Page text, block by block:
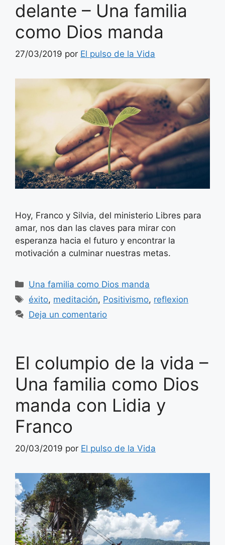
delante – Una familia
como Dios manda
27/03/2019 por El pulso de la Vida
Hoy, Franco y Silvia, del ministerio Libres para
amar, nos dan las claves para mirar con
esperanza hacia el futuro y encontrar la
motivación a culminar nuestras metas.
Categorías
Una familia como Dios manda
Etiquetas
éxito, meditación, Positivismo, reflexion
Deja un comentario
El columpio de la vida –
Una familia como Dios
manda con Lidia y
Franco
20/03/2019 por El pulso de la Vida